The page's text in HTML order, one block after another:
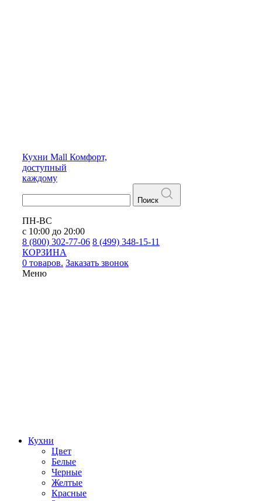
Кухни Mall Комфорт,
доступный
каждому
Поиск
ПН-ВС
с 10:00 до 20:00
8 (800) 302-77-06 8 (499) 348-15-11
КОРЗИНА
0 товаров. Заказать звонок
Меню
Кухни
Цвет
Белые
Черные
Желтые
Красные